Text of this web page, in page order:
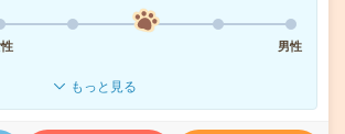
男性
もっと見る